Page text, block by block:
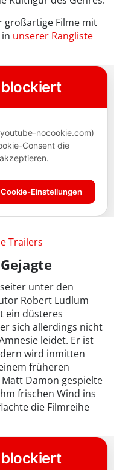
großartige Filme mit
unserer Rangliste
Trailers
unter den
Robert Ludlum
ein düsteres
sich allerdings nicht
leidet. Er ist
wird inmitten
früheren
Damon gespielte
frischen Wind ins
die Filmreihe